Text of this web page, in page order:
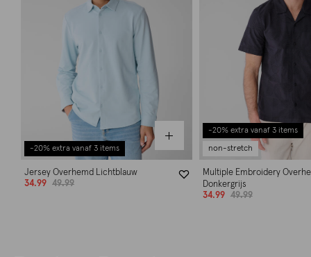
-20% extra vanaf 3 items
Jersey Overhemd Lichtblauw
34.99
49.99
-20% extra vanaf 3 items
non-stretch
Multiple Embroidery
Donkergrijs
34.99
49.99